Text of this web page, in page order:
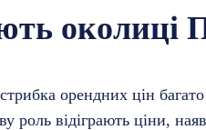
околиці
орендних цін
відіграють ціни,